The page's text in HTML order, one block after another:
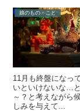
娘のもの・こと
11月も終盤になっ
いといけないな…
～？と考えながら
しみを与えて...